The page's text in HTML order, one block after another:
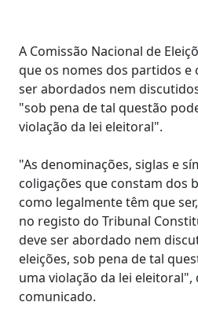
A Comissão Nacional de
que os nomes dos partidos e
ser abordados nem
"sob pena de tal questão
violação da lei eleitoral".
"As denominações, siglas e
coligações que constam dos
como legalmente têm que
no registo do Tribunal
deve ser abordado nem
eleições, sob pena de tal
uma violação da lei eleitoral",
comunicado.